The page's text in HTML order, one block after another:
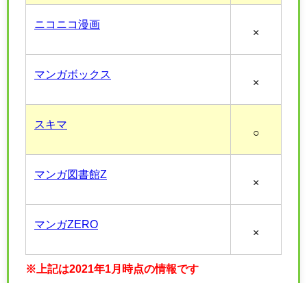
ニコニコ漫画
×
マンガボックス
×
スキマ
○
マンガ図書館Z
×
マンガZERO
×
※上記は2021年1月時点の情報です